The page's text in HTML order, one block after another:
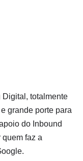
Digital, totalmente
grande porte para
do Inbound
quem faz a